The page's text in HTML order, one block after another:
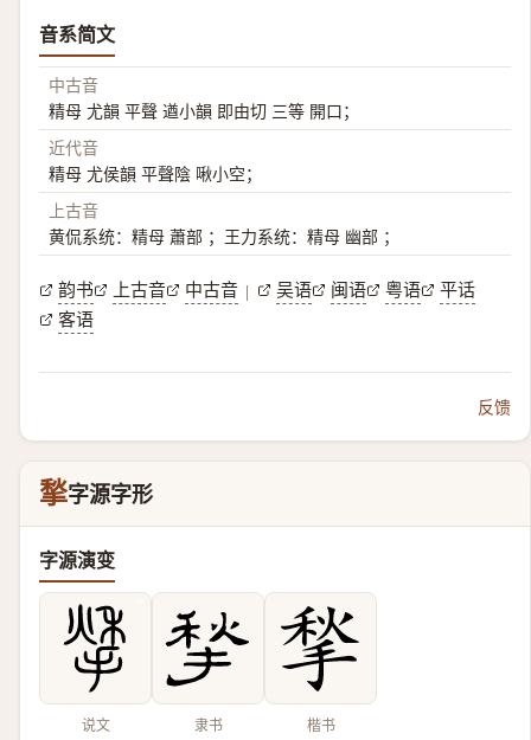
音系简文
中古音
精母 尤韻 平聲 遒小韻 即由切 三等 開口；
近代音
精母 尤侯韻 平聲陰 啾小空；
上古音
黄侃系统：精母 蕭部 ；王力系统：精母 幽部 ；
韵书 上古音 中古音 | 吴语 闽语 粤语
平话
客语
反馈
揫字源字形
字源演变
说文 隶书 楷书